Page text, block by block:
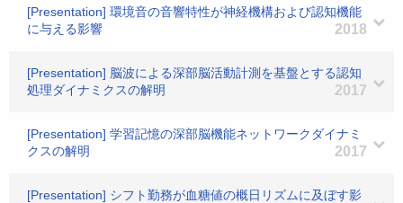
[Presentation] 環境音の音響特性が神経機構および認知機能
に与える影響
2018
[Presentation] 脳波による深部脳活動計測を基盤とする認知
処理ダイナミクスの解明
2017
[Presentation] 学習記憶の深部脳機能ネットワークダイナミ
クスの解明
2017
[Presentation] シフト勤務が血糖値の概日リズムに及ぼす影